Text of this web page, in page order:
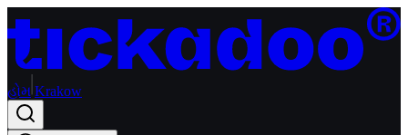
હોમ Krakow